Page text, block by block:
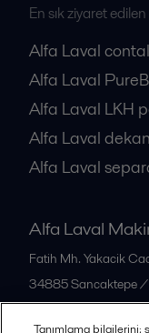
En sık ziyaret
Alfa Laval
Alfa Laval
Alfa Laval LKH
Alfa Laval
Alfa Laval
Alfa Laval
Fatih Mh. Yakacik
34885Sancaktepe /
Türkiye
Tanımlama bilgilerini;